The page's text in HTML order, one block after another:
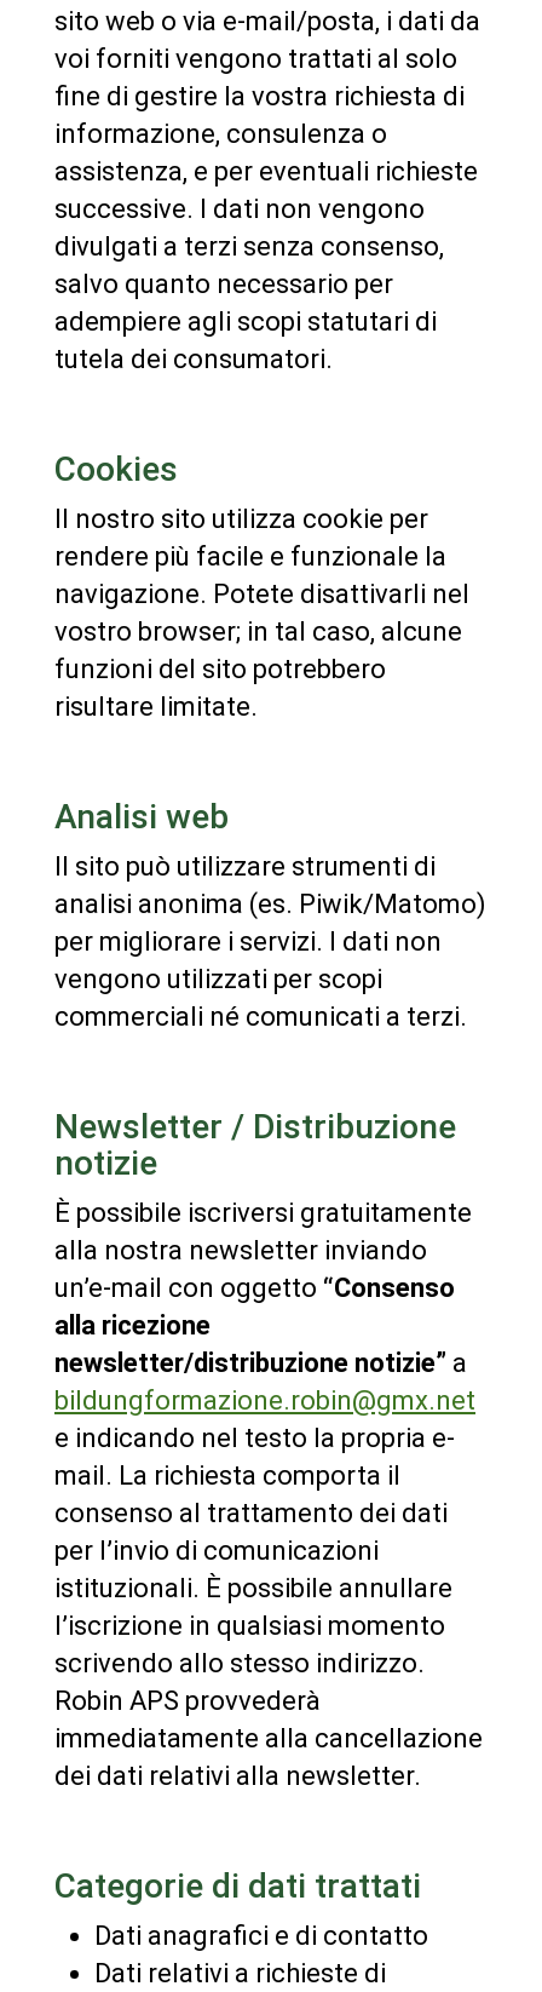
sito web o via e-mail/posta, i dati da
voi forniti vengono trattati al solo
fine di gestire la vostra richiesta di
informazione, consulenza o
assistenza, e per eventuali richieste
successive. I dati non vengono
divulgati a terzi senza consenso,
salvo quanto necessario per
adempiere agli scopi statutari di
tutela dei consumatori.
Cookies
Il nostro sito utilizza cookie per
rendere più facile e funzionale la
navigazione. Potete disattivarli nel
vostro browser; in tal caso, alcune
funzioni del sito potrebbero
risultare limitate.
Analisi web
Il sito può utilizzare strumenti di
analisi anonima (es. Piwik/Matomo)
per migliorare i servizi. I dati non
vengono utilizzati per scopi
commerciali né comunicati a terzi.
Newsletter / Distribuzione
notizie
È possibile iscriversi gratuitamente
alla nostra newsletter inviando
un’e-mail con oggetto “Consenso
alla ricezione
newsletter/distribuzione notizie” a
bildungformazione.robin@gmx.net
e indicando nel testo la propria e-
mail. La richiesta comporta il
consenso al trattamento dei dati
per l’invio di comunicazioni
istituzionali. È possibile annullare
l’iscrizione in qualsiasi momento
scrivendo allo stesso indirizzo.
Robin APS provvederà
immediatamente alla cancellazione
dei dati relativi alla newsletter.
Categorie di dati trattati
Dati anagrafici e di contatto
Dati relativi a richieste di